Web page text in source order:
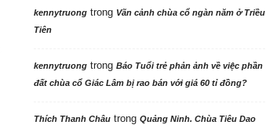
kennytruongtrong Vãn cảnh chùa cổ ngàn năm ở Triều
Tiên
kennytruongtrong Báo Tuổi trẻ phản ảnh về việc phần
đất chùa cổ Giác Lâm bị rao bán với giá 60 tỉ đồng?
Thích Thanh Châutrong Quảng Ninh. Chùa Tiêu Dao